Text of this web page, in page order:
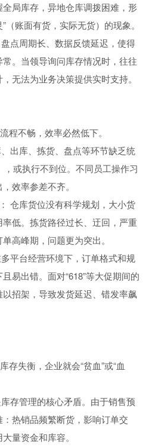
局库存，异地仓库调拨困难，形
（账面有货，实际无货）的现象。
点周期长、数据反馈延迟，使得
。当领导询问库存情况时，往往
无法为业务决策提供实时支持。
程不畅，效率必然低下。
出库、拣货、盘点等环节缺乏统
或执行不到位。不同员工操作习
效率参差不齐。
仓库货位没有科学规划，大小货
低。拣货路径过长、迂回，严重
高峰期，问题更为突出。
平台经营环境下，订单格式和规
易出错。面对“618”等大促期间的
招架，导致发货延迟、错发率飙
存失衡，企业就会“贫血”或“血
存管理的核心矛盾。由于销售预
：热销品频繁断货，影响订单交
量资金和库容。